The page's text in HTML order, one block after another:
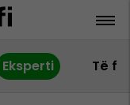
Eksperti Të